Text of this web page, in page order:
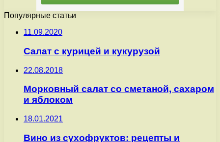
Популярные статьи
11.09.2020
Салат с курицей и кукурузой
22.08.2018
Морковный салат со сметаной, сахаром
и яблоком
18.01.2021
Вино из сухофруктов: рецепты и